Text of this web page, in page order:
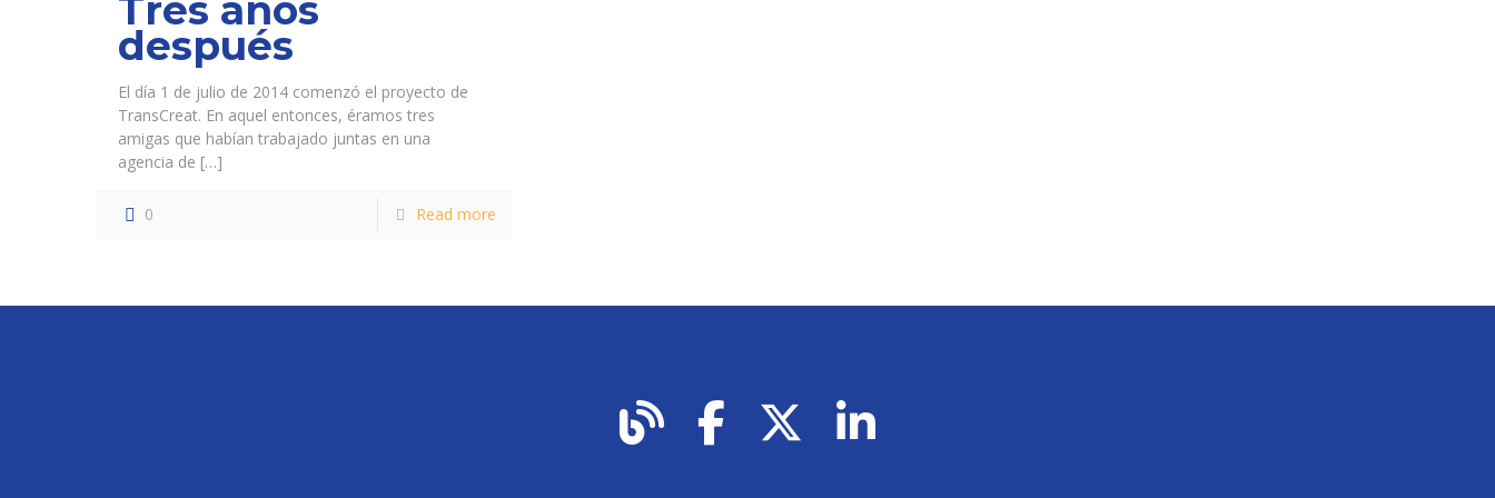
Tres años
después
El día 1 de julio de 2014 comenzó el proyecto de
TransCreat. En aquel entonces, éramos tres
amigas que habían trabajado juntas en una
agencia de […]
0 Read more